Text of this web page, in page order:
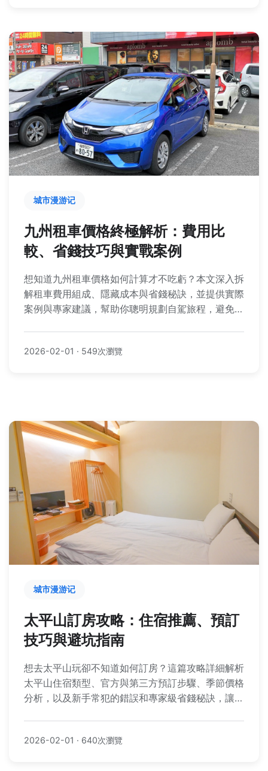
城市漫游记
九州租車價格終極解析：費用比
較、省錢技巧與實戰案例
想知道九州租車價格如何計算才不吃虧？本文深入拆
解租車費用組成、隱藏成本與省錢秘訣，並提供實際
案例與專家建議，幫助你聰明規劃自駕旅程，避免多
2026-02-01 · 549次瀏覽
城市漫游记
太平山訂房攻略：住宿推薦、預訂
技巧與避坑指南
想去太平山玩卻不知道如何訂房？這篇攻略詳細解析
太平山住宿類型、官方與第三方預訂步驟、季節價格
分析，以及新手常犯的錯誤和專家級省錢秘訣，讓你
2026-02-01 · 640次瀏覽